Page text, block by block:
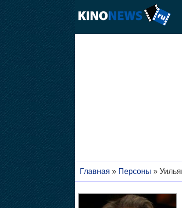
Главная » Персоны »